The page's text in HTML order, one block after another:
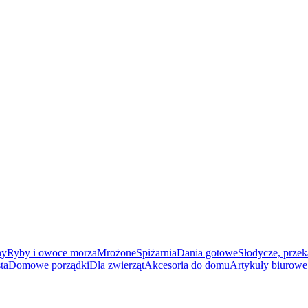
Ryby i owoce morzaMrożoneSpiżarniaDania gotoweSłodycze,
Domowe porządkiDla zwierzątAkcesoria do domuArtykuły